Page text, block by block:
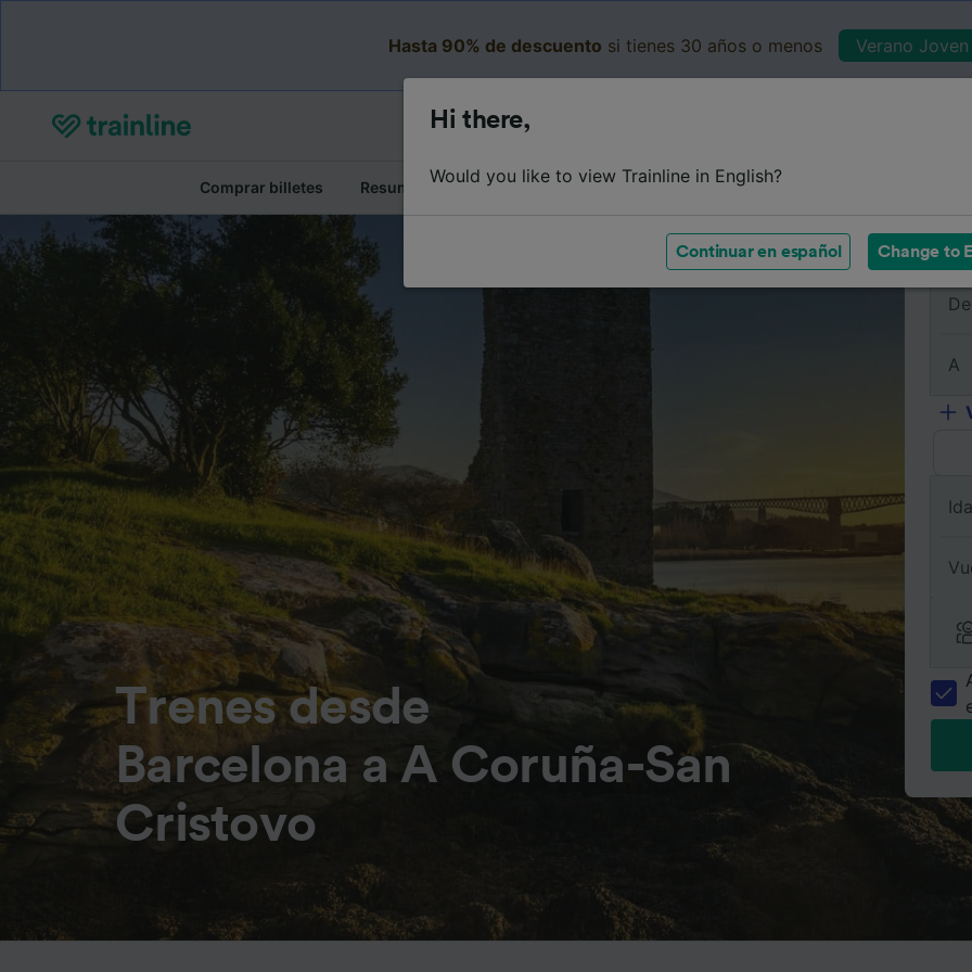
Hasta 90% de descuento si tienes 30 años o menos Verano
Comprar billetes Resumen del viaje Horarios Clases Servicios a bordo
Trenes desde
Barcelona a A Coruña-San
Cristovo
De
A
Ida
Hi there,
Would you like to view Trainline in English?
Continuar en español Change to